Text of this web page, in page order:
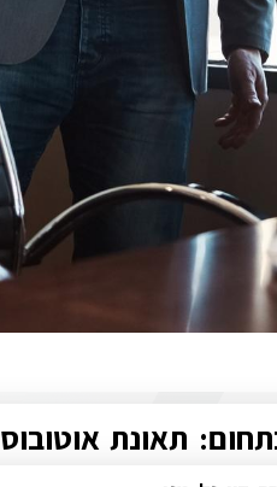
תאונת אוטובוס